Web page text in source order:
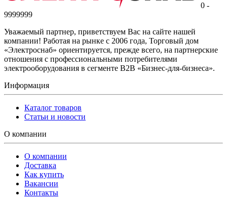
0 -
9999999
Уважаемый партнер, приветствуем Вас на сайте нашей
компании! Работая на рынке с 2006 года, Торговый дом
«Электроснаб» ориентируется, прежде всего, на партнерские
отношения с профессиональными потребителями
электрооборудования в сегменте B2B «Бизнес-для-бизнеса».
Информация
Каталог товаров
Статьи и новости
О компании
О компании
Доставка
Как купить
Вакансии
Контакты